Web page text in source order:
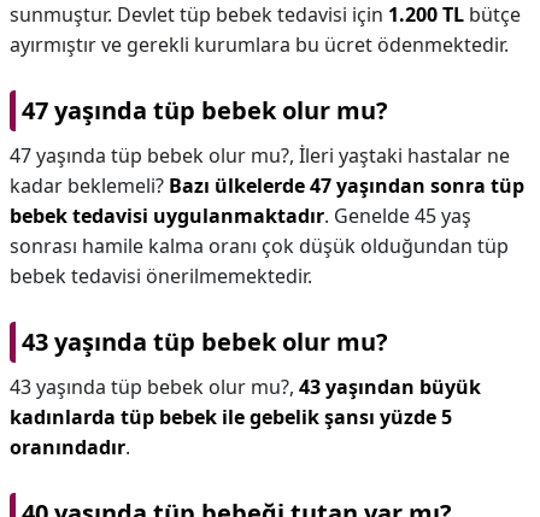
sunmuştur. Devlet tüp bebek tedavisi için 1.200 TL bütçe
ayırmıştır ve gerekli kurumlara bu ücret ödenmektedir.
47 yaşında tüp bebek olur mu?
47 yaşında tüp bebek olur mu?, İleri yaştaki hastalar ne
kadar beklemeli? Bazı ülkelerde 47 yaşından sonra tüp
bebek tedavisi uygulanmaktadır. Genelde 45 yaş
sonrası hamile kalma oranı çok düşük olduğundan tüp
bebek tedavisi önerilmemektedir.
43 yaşında tüp bebek olur mu?
43 yaşında tüp bebek olur mu?, 43 yaşından büyük
kadınlarda tüp bebek ile gebelik şansı yüzde 5
oranındadır.